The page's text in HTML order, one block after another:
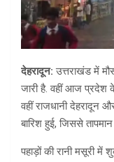
देहरादून:उत्तराखंड में
जारी है. वहीं आज प्रदेश
वहीं राजधानी देहरादून
बारिश हुई, जिससे
पहाड़ों की रानी मसूरी